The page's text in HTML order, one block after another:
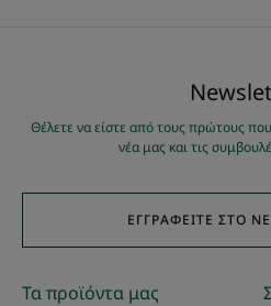
Θέλετε να είστε από τους πρώτους
νέα μας και τις
ΕΓΓΡΑΦΕΊΤΕ ΣΤΟ
Τα προϊόντα μας